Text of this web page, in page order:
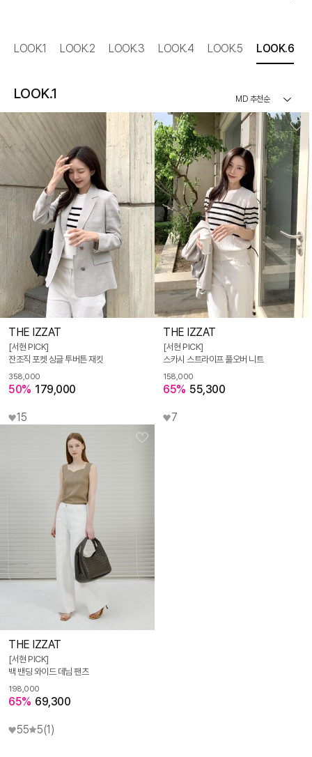
LOOK.1 LOOK.2 LOOK.3 LOOK.4 LOOK.5 LOOK.6
LOOK.1
THE IZZAT
[서현 PICK]
잔조직 포켓 싱글 투버튼 재킷
358,000
50% 179,000
15
THE IZZAT
[서현 PICK]
스카시 스트라이프 풀오버 니트
158,000
65% 55,300
7
THE IZZAT
[서현 PICK]
백 밴딩 와이드 데님 팬츠
198,000
65% 69,300
55 5(1)